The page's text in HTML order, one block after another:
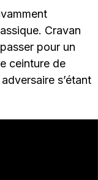
Cravan
pour un
ceinture de
s’étant